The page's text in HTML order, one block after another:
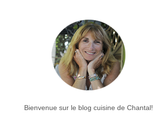
Bienvenue sur le blog cuisine de Chantal!